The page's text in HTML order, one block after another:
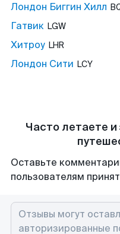
Лондон Биггин Хилл
Гатвик LGW
Хитроу LHR
Лондон Сити LCY
Часто летаете
Оставьте
пользователям